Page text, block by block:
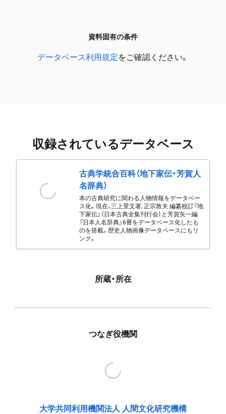
資料固有の条件
データベース利用規定をご確認ください。
収録されているデータベース
古典学統合百科（地下家伝・芳賀人
名辞典）
本の古典研究に関わる人物情報をデータベー
ス化。現在、三上景文著; 正宗敦夫 編纂校訂『地
下家伝』（日本古典全集刊行会）と芳賀矢一編
『日本人名辞典』6冊をデータベース化したも
のを搭載。歴史人物画像データベースにもリ
ンク。
所蔵・所在
つなぎ役機関
大学共同利用機関法人 人間文化研究機構